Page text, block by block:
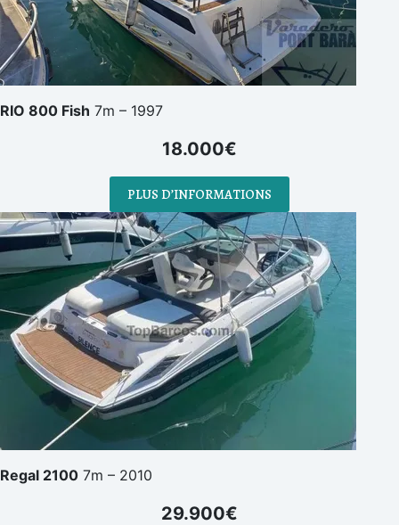
RIO 800 Fish 7m – 1997
18.000€
PLUS D’INFORMATIONS
Regal 2100 7m – 2010
29.900€